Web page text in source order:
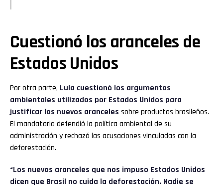
Cuestionó los aranceles de
Estados Unidos
Por otra parte, Lula cuestionó los argumentos
ambientales utilizados por Estados Unidos para
justificar los nuevos aranceles sobre productos brasileños.
El mandatario defendió la política ambiental de su
administración y rechazó las acusaciones vinculadas con la
deforestación.
“Los nuevos aranceles que nos impuso Estados Unidos
dicen que Brasil no cuida la deforestación. Nadie se